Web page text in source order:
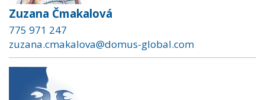
Zuzana Čmakalová
775 971 247
zuzana.cmakalova@domus-global.com